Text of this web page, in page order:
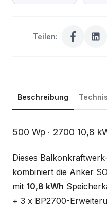
Teilen:
Beschreibung
Beschreibung
500 Wp · 2700 10,8
Dieses
kombiniert die Anker
mit 10,8 kWh
+ 3 x BP2700-